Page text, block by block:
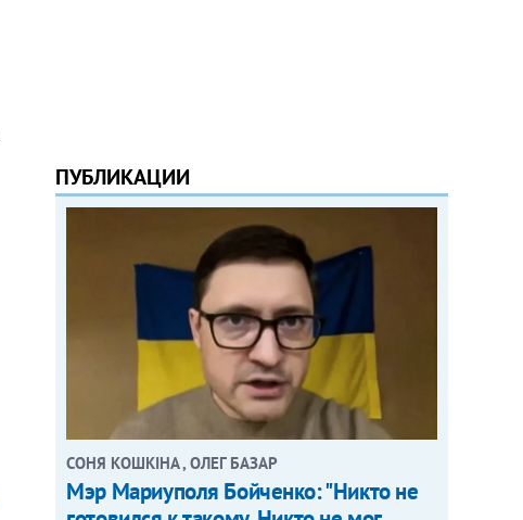
ПУБЛИКАЦИИ
СОНЯ КОШКІНА , ОЛЕГ БАЗАР
Мэр Мариуполя Бойченко: "Никто не